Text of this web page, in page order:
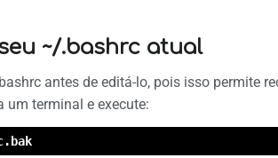
~/.bashrc atual
antes de editá-lo, pois isso permite
um terminal e execute: